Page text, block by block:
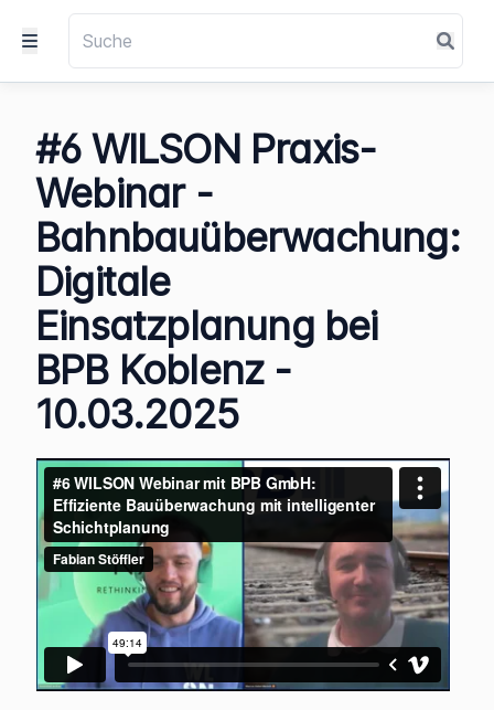
#6 WILSON Praxis-
Webinar -
Bahnbauüberwachung:
Digitale
Einsatzplanung bei
BPB Koblenz -
10.03.2025